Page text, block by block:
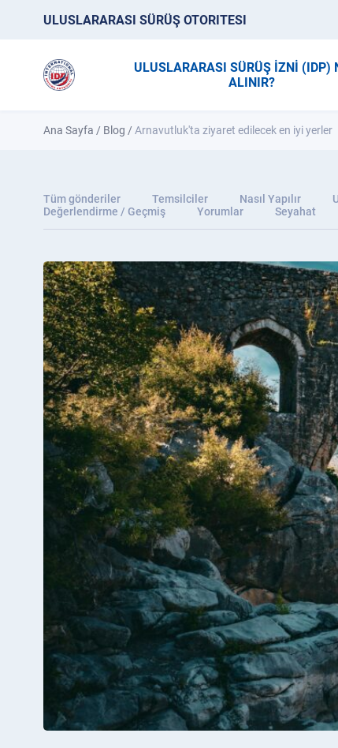
ULUSLARARASI SÜRÜŞ OTORITESI
ULUSLARARASI SÜRÜŞ İZNİ (IDP)
ALINIR?
Ana Sayfa / Blog /Arnavutluk'ta ziyaret edilecek en iyi yerler
Tüm gönderiler Temsilciler Nasıl Yapılır
Değerlendirme / Geçmiş
Yorumlar Seyahat